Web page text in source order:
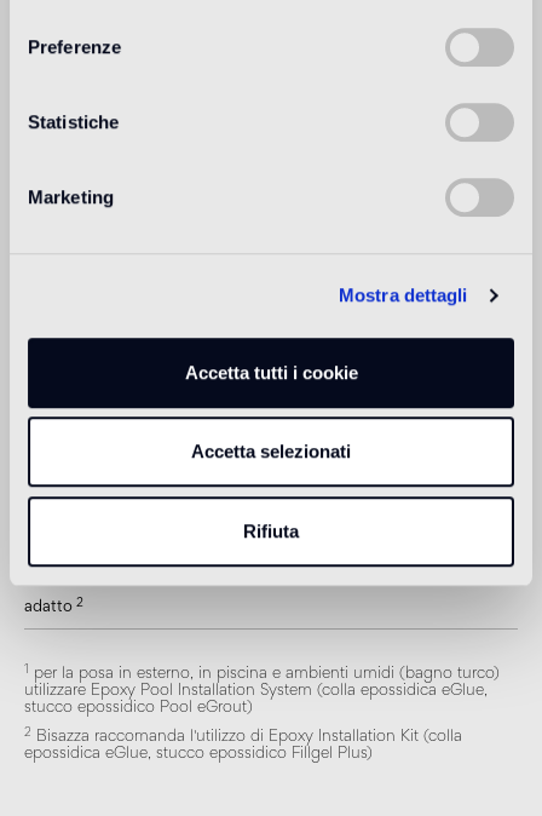
Preferenze
Statistiche
Marketing
Mostra dettagli
Accetta tutti i cookie
Accetta selezionati
Rifiuta
Rivestimento interno
Rivestimento esterno
adatto 2
per la posa in esterno, in piscina e ambienti umidi (bagno turco)
utilizzare Epoxy Pool Installation System (colla epossidica eGlue,
stucco epossidico Pool eGrout)
2
Bisazza raccomanda l'utilizzo di Epoxy Installation Kit (colla
epossidica eGlue, stucco epossidico Fillgel Plus)